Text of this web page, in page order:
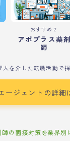
おすすめ２
アポプラス薬剤
師
人を介した転職活動で
ージェントの詳細
師の面接対策を業界別